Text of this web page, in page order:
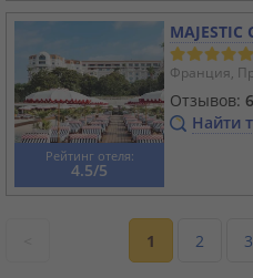
Рейтинг отеля:
4.5/5
MAJESTIC
Франция,
Отзывов:
Найти
1 2 3